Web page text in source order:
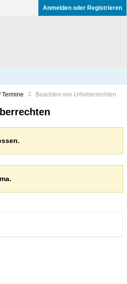
Anmelden oder Registrieren
Termine Beachten von Urheberrechten